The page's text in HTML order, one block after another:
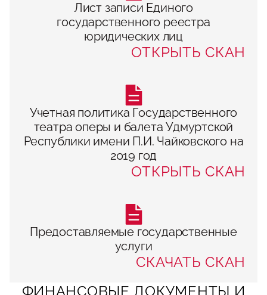
Лист записи Единого
государственного реестра
юридических лиц
ОТКРЫТЬ СКАН
Учетная политика Государственного
театра оперы и балета Удмуртской
Республики имени П.И. Чайковского на
2019 год
ОТКРЫТЬ СКАН
Предоставляемые государственные
услуги
СКАЧАТЬ СКАН
ФИНАНСОВЫЕ ДОКУМЕНТЫ И